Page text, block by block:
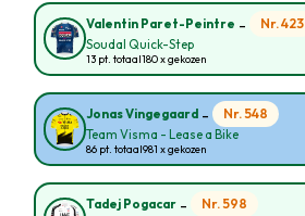
Valentin Paret-Peintre - Nr. 423
Soudal Quick-Step
13 pt. totaal180 x gekozen
Jonas Vingegaard - Nr. 548
Team Visma - Lease a Bike
86 pt. totaal981 x gekozen
Tadej Pogacar - Nr. 598